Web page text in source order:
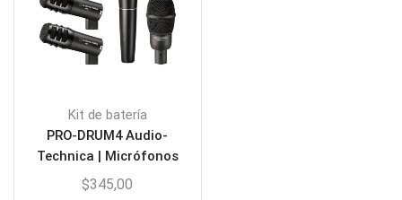
Kit de batería
PRO-DRUM4 Audio-
Technica | Micrófonos
para batería
$345,00